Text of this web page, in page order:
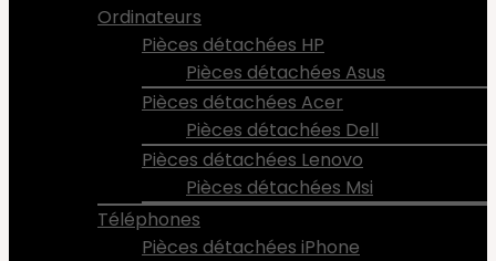
Ordinateurs
Pièces détachées HP
Pièces détachées Asus
Pièces détachées Acer
Pièces détachées Dell
Pièces détachées Lenovo
Pièces détachées Msi
Téléphones
Pièces détachées iPhone